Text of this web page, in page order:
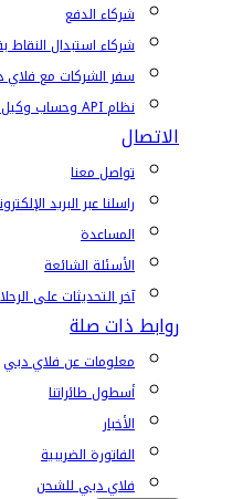
شركاء الدفع
شركاء استبدال
سفر الشركات مع فلاي
نظام API وحساب وكيل سفر جديد
الاتصال
تواصل معنا
راسلنا عبر البريد
المساعدة
الأسئلة الشائعة
آخر التحديثات على
روابط ذات صلة
معلومات عن فلاي دبي
أسطول طائراتنا
الأخبار
الفاتورة الضريبية
فلاي دبي للشحن